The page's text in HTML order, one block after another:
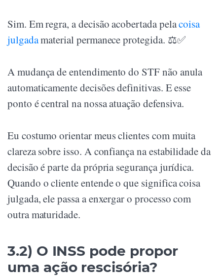
Sim. Em regra, a decisão acobertada pelacoisa
julgadamaterial permanece protegida. ⚖️✅
A mudança de entendimento do STF não anula
automaticamente decisões definitivas. E esse
ponto é central na nossa atuação defensiva.
Eu costumo orientar meus clientes com muita
clareza sobre isso. A confiança na estabilidade da
decisão é parte da própria segurança jurídica.
Quando o cliente entende o que significa coisa
julgada, ele passa a enxergar o processo com
outra maturidade.
3.2) O INSS pode propor
uma ação rescisória?